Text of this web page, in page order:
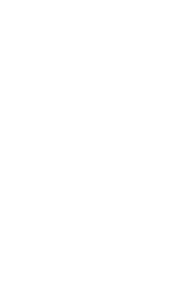
baskıya